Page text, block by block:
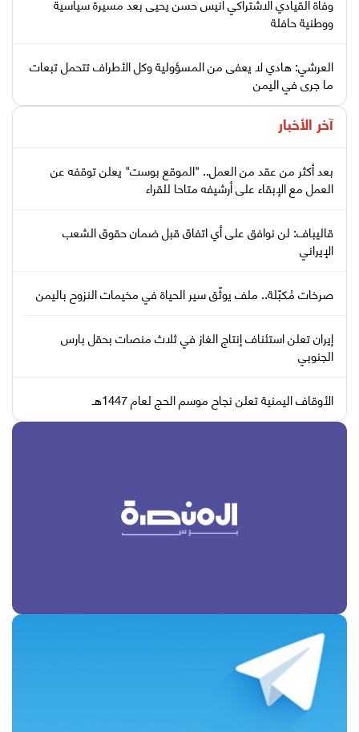
ووطنية حافلة
العرشي: هادي لا يعفى من المسؤولية وكل الأطراف تتحمل تبعات
ما جرى في اليمن
آخر الأخبار
بعد أكثر من عقد من العمل.. "الموقع بوست" يعلن توقفه عن
العمل مع الإبقاء على أرشيفه متاحا للقراء
قاليباف: لن نوافق على أي اتفاق قبل ضمان حقوق الشعب
الإيراني
صرخات مُكبّلة.. ملف يوثّق سير الحياة في مخيمات النزوح باليمن
إيران تعلن استئناف إنتاج الغاز في ثلاث منصات بحقل بارس
الجنوبي
الأوقاف اليمنية تعلن نجاح موسم الحج لعام 1447هـ